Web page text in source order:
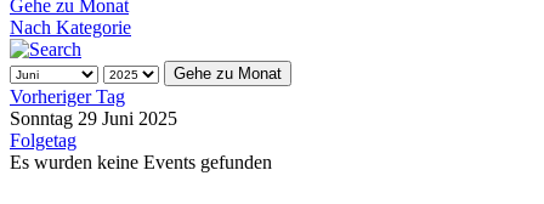
Gehe zu Monat
Nach Kategorie
Gehe zu Monat
Vorheriger Tag
Sonntag 29 Juni 2025
Folgetag
Es wurden keine Events gefunden